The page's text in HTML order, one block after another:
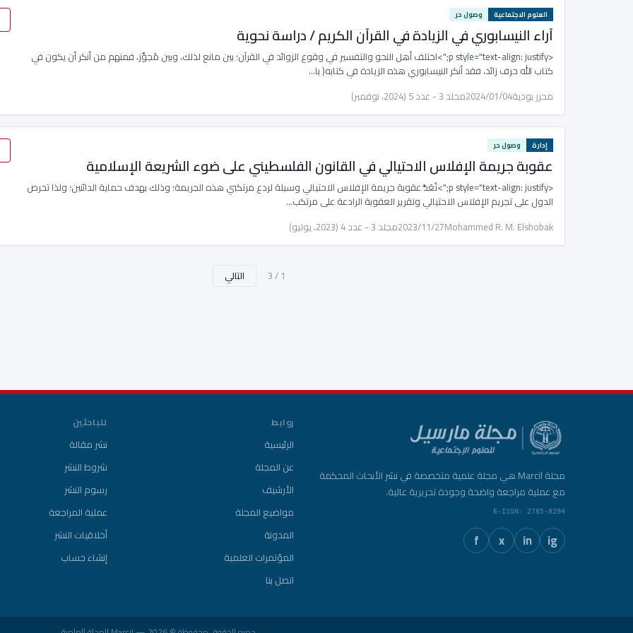
العلوم الاجتماعية وصول حر
آراء النيسابوري في الزيادة في القرآن الكريم / دراسة نحوية
<p style="text-align: justify;">اختلف أهل النحو والتفسير في وقوع الزوائد في القرآن؛ بين مانع لذلك، وبين مُجوِّز، فمنهم من أنكر أن يكون في
كتاب الله حرف زائد، فقد أنكر النيسابوري هذه الزيادة في كتابه( با…
محرز بودية2024/01/04مجلد 3 - عدد 5 (2024، نوفمبر)
إدارة وصول حر
عقوبة جريمة الإفلاس الاحتيالي في القانون الفلسطيني على ضوء الشريعة الإسلامية
<p style="text-align: justify;">تُعَدُّ عقوبة جريمة الإفلاس الاحتيالي وسيلة لردع مرتكبي هذه الجريمة؛ وذلك بهدف حماية الدائنين؛ ولذا تحرص
الدول على تجريم الإفلاس الاحتيالي وتقرير العقوبة الرادعة على مرتكب…
Mohammed R. M. Elshobak
2023/11/27مجلد 3 - عدد 4 (2023، يوليو)
1 / 3 التالي
مجلة Marcil هي مجلة علمية متخصصة في نشر الأبحاث المحكمة
مع عملية مراجعة واضحة وجودة تحريرية عالية.
E-ISSN: 2785-8294
ig
in
x
f
روابط
الرئيسية
عن المجلة
الأرشيف
مواضيع المجلة
المدونة
المؤتمرات العلمية
اتصل بنا
للباحثين
نشر مقالة
شروط النشر
رسوم النشر
عملية المراجعة
أخلاقيات النشر
إنشاء حساب